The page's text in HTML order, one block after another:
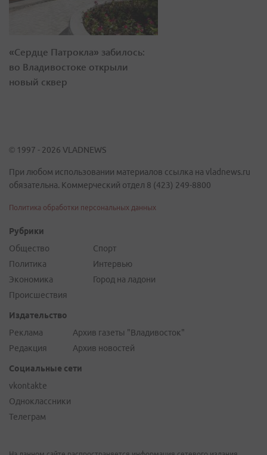
«Сердце Патрокла» забилось:
во Владивостоке открыли
новый сквер
© 1997 - 2026 VLADNEWS
При любом использовании материалов ссылка на vladnews.ru
обязательна. Коммерческий отдел 8 (423) 249-8800
Политика обработки персональных данных
Рубрики
Общество
Политика
Экономика
Происшествия
Спорт
Интервью
Город на ладони
Издательство
Реклама
Редакция
Архив газеты "Владивосток"
Архив новостей
Социальные сети
vkontakte
Одноклассники
Телеграм